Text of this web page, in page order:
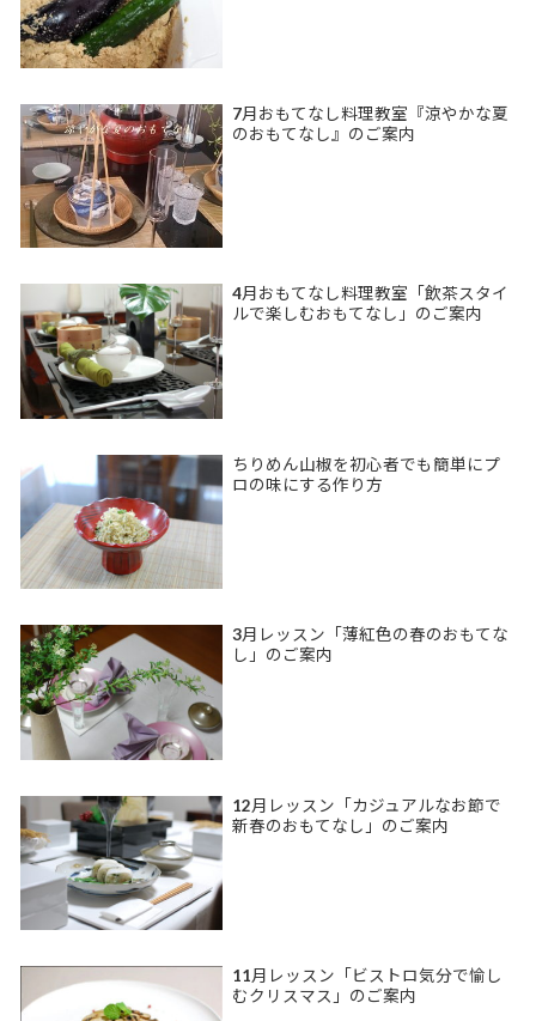
7月おもてなし料理教室『涼やかな夏
のおもてなし』のご案内
4月おもてなし料理教室「飲茶スタイ
ルで楽しむおもてなし」のご案内
ちりめん山椒を初心者でも簡単にプ
ロの味にする作り方
3月レッスン「薄紅色の春のおもてな
し」のご案内
12月レッスン「カジュアルなお節で
新春のおもてなし」のご案内
11月レッスン「ビストロ気分で愉し
むクリスマス」のご案内